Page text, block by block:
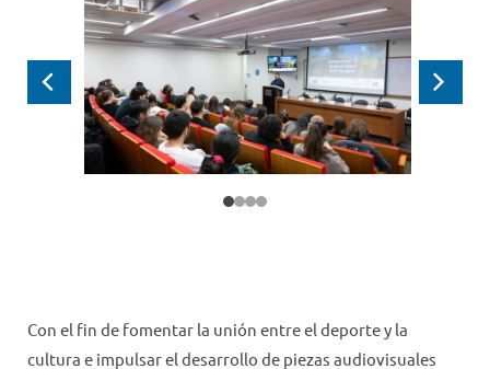
Anterior
Con el fin de fomentar la unión entre el deporte y la
cultura e impulsar el desarrollo de piezas audiovisuales